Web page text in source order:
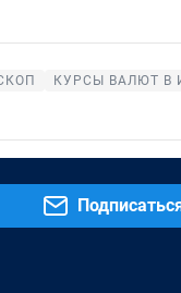
КУРСЫ ВАЛЮТ В